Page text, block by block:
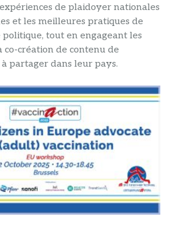
de plaidoyer nationales
et les meilleures pratiques de
tout en engageant les
co-création de contenu de
partager dans leur pays.